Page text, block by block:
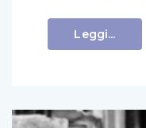
Leggi...